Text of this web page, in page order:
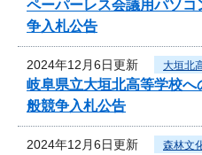
ペーパーレス会議用パソ
争入札公告
2024年12月6日更新 大垣北
岐阜県立大垣北高等学校
般競争入札公告
2024年12月6日更新 森林文